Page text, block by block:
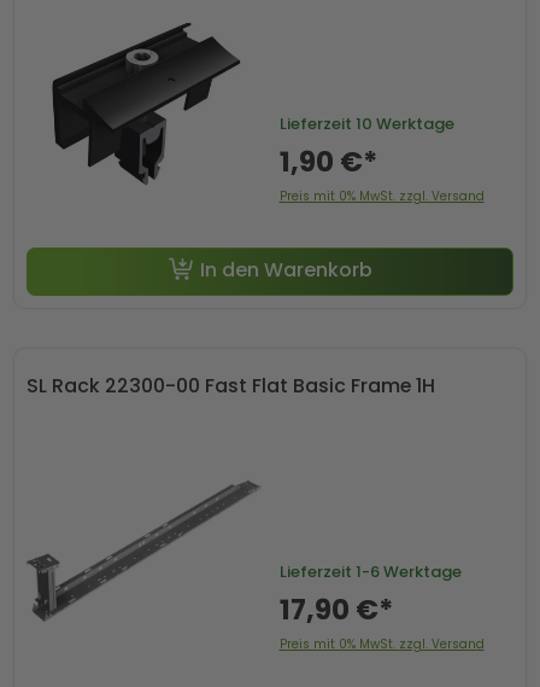
Lieferzeit 10 Werktage
1,90 €*
Preis mit 0% MwSt. zzgl. Versand
In den Warenkorb
SL Rack 22300-00 Fast Flat Basic Frame 1H
Lieferzeit 1-6 Werktage
17,90 €*
Preis mit 0% MwSt. zzgl. Versand